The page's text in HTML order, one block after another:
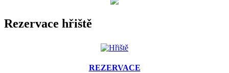
Rezervace hřiště
REZERVACE